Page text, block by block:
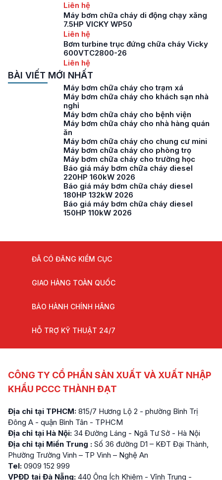
Liên hệ
Máy bơm chữa cháy di động chạy xăng
7.5HP VICKY WP50
Liên hệ
Bơm turbine trục đứng chữa cháy Vicky
600VTC2800-26
Liên hệ
BÀI VIẾT MỚI NHẤT
Máy bơm chữa cháy cho trạm xá
Máy bơm chữa cháy cho khách sạn nhà
nghỉ
Máy bơm chữa cháy cho bệnh viện
Máy bơm chữa cháy cho nhà hàng quán
ăn
Máy bơm chữa cháy cho chung cư mini
Máy bơm chữa cháy cho phòng trọ
Máy bơm chữa cháy cho trường học
Báo giá máy bơm chữa cháy diesel
220HP 160kW 2026
Báo giá máy bơm chữa cháy diesel
180HP 132kW 2026
Báo giá máy bơm chữa cháy diesel
150HP 110kW 2026
ĐÃ CÓ ĐĂNG KIỂM CỤC
GIAO HÀNG TOÀN QUỐC
BẢO HÀNH CHÍNH HÃNG
HỖ TRỢ KỸ THUẬT 24/7
CÔNG TY CỔ PHẦN SẢN XUẤT VÀ XUẤT NHẬP
KHẨU PCCC THÀNH ĐẠT
Địa chỉ tại TPHCM: 815/7 Hương Lộ 2 - phường Bình Trị
Đông A - quận Bình Tân - TPHCM
Địa chỉ tại Hà Nội: 34 Đường Láng - Ngã Tư Sở - Hà Nội
Địa chỉ tại Miền Trung : Số 36 đường D1 – KĐT Đại Thành,
Phường Trường Vinh – TP Vinh – Nghệ An
Tel: 0909 152 999
VPĐD tại Đà Nẵng: 440 Ông Ích Khiêm - Vĩnh Trung -